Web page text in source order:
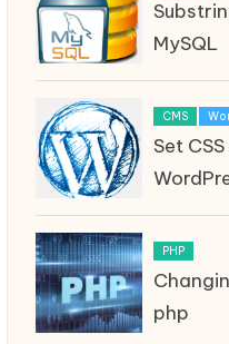
MySQL
CMS
Set
PHP
php